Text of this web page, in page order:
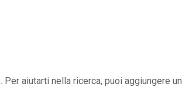
aiutarti nella ricerca, puoi aggiungere